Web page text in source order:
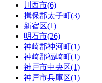
川西市(6)
揖保郡太子町(3)
新宿区(1)
明石市(26)
神崎郡神河町(1)
神崎郡福崎町(1)
神戸市中央区(1)
神戸市兵庫区(1)